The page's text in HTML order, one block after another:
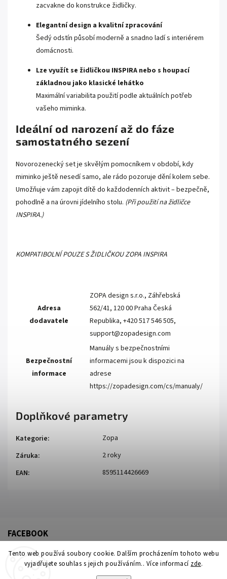
Tento web používá soubory cookie. Dalším procházením tohoto webu
vyjadřujete souhlas s jejich používáním.. Více informací zde.
zacvakne do konstrukce židličky.
Elegantní design a kvalitní zpracování
Šedý odstín působí moderně a snadno ladí s interiérem
domácnosti.
Lze využít se židličkou INSPIRA nebo s houpací
základnou jako klasické lehátko
Maximální variabilita použití podle aktuálních potřeb
vašeho miminka.
Ideální od narození až do fáze
samostatného sezení
Novorozenecký set je skvělým pomocníkem v období, kdy
miminko ještě nesedí samo, ale rádo pozoruje dění kolem sebe.
Umožňuje vám zapojit dítě do každodenních aktivit – bezpečně,
pohodlně a na úrovni jídelního stolu. (Při použití na židličce
INSPIRA.)
KOMPATIBOLNÍ POUZE S ŽIDLIČKOU ZOPA INSPIRA
Adresa
dodavatele
ZOPA design s.r.o., Záhřebská
562/41, 120 00 Praha Česká
Republika, +420 517 546 505,
support@zopadesign.com
Bezpečnostní
informace
Manuály s bezpečnostními
informacemi jsou k dispozici na
adrese
https://zopadesign.com/cs/manualy/
Doplňkové parametry
Kategorie:
Zopa
Záruka:
2 roky
EAN: 8595114426669
FACEBOOK